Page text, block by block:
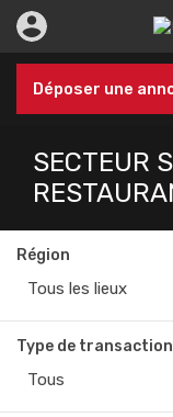
Déposer une
SECTEUR
Région
Tous les lieux
Type de transaction
Tous